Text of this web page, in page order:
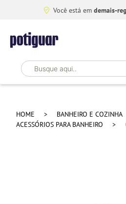
Você está em demais-
HOME
BANHEIRO E COZINHA
ACESSÓRIOS PARA BANHEIRO